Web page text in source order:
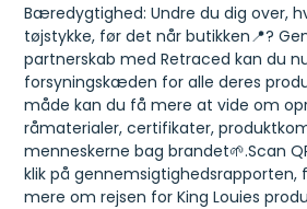
Bæredygtighed: Undre du dig over,
tøjstykke, før det når butikken📍?
partnerskab med Retraced kan du
forsyningskæden for alle deres
måde kan du få mere at vide om
råmaterialer, certifikater,
menneskerne bag brandet🌱.Scan
klik på gennemsigtighedsrapporten,
mere om rejsen for King Louies